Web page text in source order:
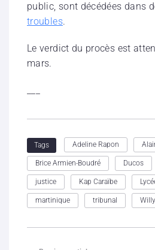
public, sont décédées dans
troubles.
Le verdict du procès est
mars.
Tags Adeline Rapon
Brice Armien-Boudré Ducos
justice Kap Caraïbe
martinique tribunal